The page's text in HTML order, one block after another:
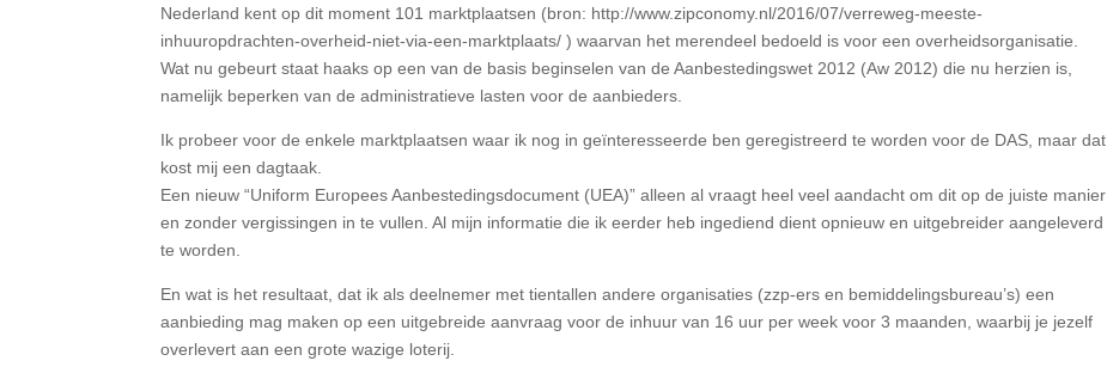
Nederland kent op dit moment 101 marktplaatsen (bron: http://www.zipconomy.nl/2016/07/verreweg-meeste-
inhuuropdrachten-overheid-niet-via-een-marktplaats/ ) waarvan het merendeel bedoeld is voor een overheidsorganisatie.
Wat nu gebeurt staat haaks op een van de basis beginselen van de Aanbestedingswet 2012 (Aw 2012) die nu herzien is,
namelijk beperken van de administratieve lasten voor de aanbieders.
Ik probeer voor de enkele marktplaatsen waar ik nog in geïnteresseerde ben geregistreerd te worden voor de DAS, maar dat
kost mij een dagtaak.
Een nieuw “Uniform Europees Aanbestedingsdocument (UEA)” alleen al vraagt heel veel aandacht om dit op de juiste manier
en zonder vergissingen in te vullen. Al mijn informatie die ik eerder heb ingediend dient opnieuw en uitgebreider aangeleverd
te worden.
En wat is het resultaat, dat ik als deelnemer met tientallen andere organisaties (zzp-ers en bemiddelingsbureau’s) een
aanbieding mag maken op een uitgebreide aanvraag voor de inhuur van 16 uur per week voor 3 maanden, waarbij je jezelf
overlevert aan een grote wazige loterij.